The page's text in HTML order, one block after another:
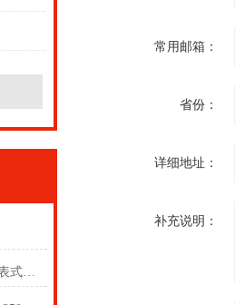
手表式近电报警器 2SGDY手表式近电报警器2SG64
常用邮箱：
省份：
详细地址：
补充说明：